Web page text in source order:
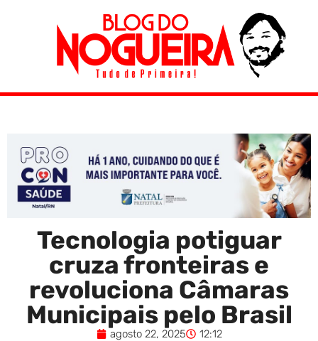
Tecnologia potiguar
cruza fronteiras e
revoluciona Câmaras
Municipais pelo Brasil
agosto 22, 2025 12:12